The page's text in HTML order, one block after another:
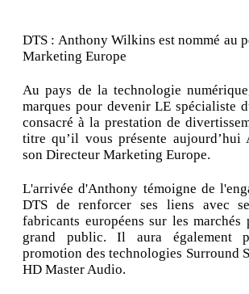
DTS : Anthony Wilkins est nommé au
Marketing Europe
Au pays de la technologie
marques pour devenir LE spécialiste
consacré à la prestation de
titre qu’il vous présente aujourd’hui
son Directeur Marketing Europe.
L'arrivée d'Anthony témoigne de
DTS de renforcer ses liens avec
fabricants européens sur les marchés
grand public. Il aura également
promotion des technologies Surround
HD Master Audio.